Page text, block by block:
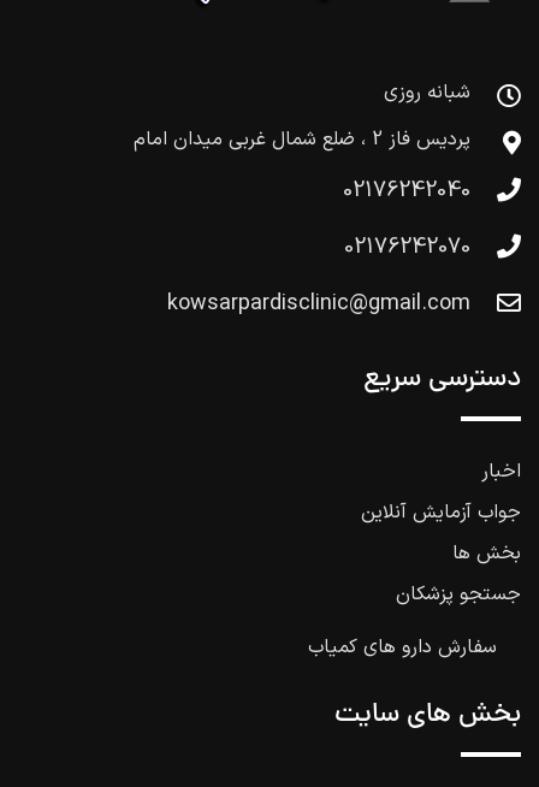
شبانه روزی
پردیس فاز 2 ، ضلع شمال غربی میدان امام
02176242040
02176242070
kowsarpardisclinic@gmail.com
دسترسی سریع
اخبار
جواب آزمایش آنلاین
بخش ها
جستجو پزشکان
سفارش دارو های کمیاب
بخش های سایت